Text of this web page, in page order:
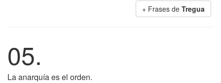
+ Frases de Tregua
05.
La anarquía es el orden.